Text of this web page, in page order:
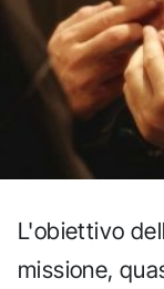
L'obiettivo
missione,